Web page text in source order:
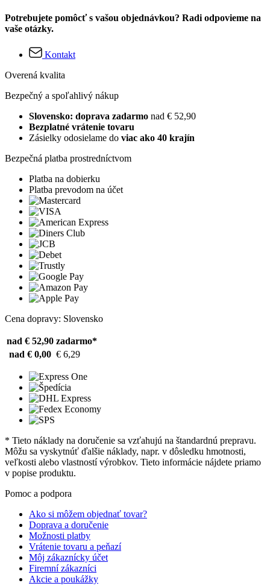
Potrebujete pomôcť s vašou objednávkou? Radi odpovieme na
vaše otázky.
Kontakt
Overená kvalita
Bezpečný a spoľahlivý nákup
Slovensko: doprava zadarmo nad € 52,90
Bezplatné vrátenie tovaru
Zásielky odosielame do viac ako 40 krajín
Bezpečná platba prostredníctvom
Platba na dobierku
Platba prevodom na účet
Cena dopravy: Slovensko
nad € 52,90 zadarmo*
nad € 0,00 € 6,29
* Tieto náklady na doručenie sa vzťahujú na štandardnú prepravu.
Môžu sa vyskytnúť ďalšie náklady, napr. v dôsledku hmotnosti,
veľkosti alebo vlastností výrobkov. Tieto informácie nájdete priamo
v popise produktu.
Pomoc a podpora
Ako si môžem objednať tovar?
Doprava a doručenie
Možnosti platby
Vrátenie tovaru a peňazí
Môj zákaznícky účet
Firemní zákazníci
Akcie a poukážky